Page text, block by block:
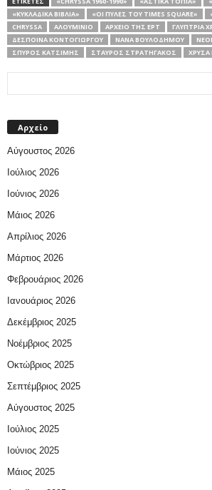
«ΚΥΚΛΑΔΙΚΆ ΒΙΒΛΊΑ»
«ΟΙ ΠΎΛΕΣ ΤΟΥ TIMES SQUARE»
CHRYSSA
ΑΛΟΥΜΊΝΙΟ ΑΡΧΕΙΟ ΤΗΣ ΕΡΤ
ΓΛΎΠΤΡΙΑ
ΔΈΣΠΟΙΝΑ ΚΟΝΤΟΓΙΏΡΓΟΥ
ΝΑΝΆ ΒΟΥΛΟΔΉΜΟΥ
ΣΠΎΡΟΣ ΚΑΤΣΊΜΗΣ
ΣΤΑΎΡΟΣ ΣΤΡΑΤΗΓΆΚΟΣ ΧΡΎΣΑ
Αρχείο
Αύγουστος 2026
Ιούλιος 2026
Ιούνιος 2026
Μάιος 2026
Απρίλιος 2026
Μάρτιος 2026
Φεβρουάριος 2026
Ιανουάριος 2026
Δεκέμβριος 2025
Νοέμβριος 2025
Οκτώβριος 2025
Σεπτέμβριος 2025
Αύγουστος 2025
Ιούλιος 2025
Ιούνιος 2025
Μάιος 2025